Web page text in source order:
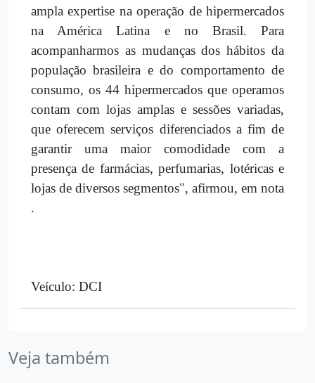
ampla expertise na operação de hipermercados
na América Latina e no Brasil. Para
acompanharmos as mudanças dos hábitos da
população brasileira e do comportamento de
consumo, os 44 hipermercados que operamos
contam com lojas amplas e sessões variadas,
que oferecem serviços diferenciados a fim de
garantir uma maior comodidade com a
presença de farmácias, perfumarias, lotéricas e
lojas de diversos segmentos", afirmou, em nota
.
Veículo: DCI
Veja também